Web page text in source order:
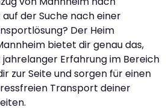
der Suche nach einer
Der Heim
bietet dir genau das,
Erfahrung im Bereich
zur Seite und sorgen für einen
Transport deiner